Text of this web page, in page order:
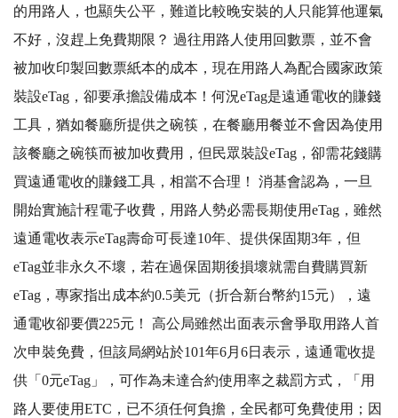
的用路人，也顯失公平，難道比較晚安裝的人只能算他運氣
不好，沒趕上免費期限？ 過往用路人使用回數票，並不會
被加收印製回數票紙本的成本，現在用路人為配合國家政策
裝設eTag，卻要承擔設備成本！何況eTag是遠通電收的賺錢
工具，猶如餐廳所提供之碗筷，在餐廳用餐並不會因為使用
該餐廳之碗筷而被加收費用，但民眾裝設eTag，卻需花錢購
買遠通電收的賺錢工具，相當不合理！ 消基會認為，一旦
開始實施計程電子收費，用路人勢必需長期使用eTag，雖然
遠通電收表示eTag壽命可長達10年、提供保固期3年，但
eTag並非永久不壞，若在過保固期後損壞就需自費購買新
eTag，專家指出成本約0.5美元（折合新台幣約15元），遠
通電收卻要價225元！ 高公局雖然出面表示會爭取用路人首
次申裝免費，但該局網站於101年6月6日表示，遠通電收提
供「0元eTag」，可作為未達合約使用率之裁罰方式，「用
路人要使用ETC，已不須任何負擔，全民都可免費使用；因